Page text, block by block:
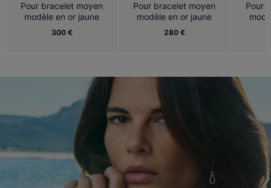
Pour bracelet moyen
modèle en or jaune
300 €
Pour bracelet moyen
modèle en or jaune
280 €
Pour